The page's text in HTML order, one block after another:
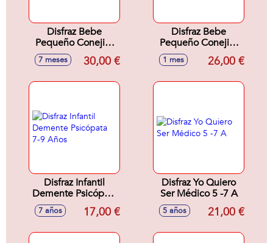
Disfraz Bebe
Pequeño Conejito
Rosa 7-12 Meses
7 meses 30,00 €
Disfraz Bebe
Pequeño Conejito
Rosa 0-6 Meses
1 mes 26,00 €
Disfraz Infantil
Demente Psicópata
7-9 Años
7 años 17,00 €
Disfraz Yo Quiero
Ser Médico 5 -7 A
5 años 21,00 €